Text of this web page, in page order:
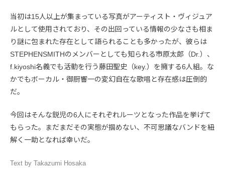
当初は15人以上が集まっている写真がアーティスト・ヴィジュア
ルとして使用されており、その出回っている情報の少なさも相ま
り謎に包まれた存在として語られることも多かったが、彼らは
STEPHENSMITHのメンバーとしても知られる市原太郎（Dr.）、
f.kiyoshi名義でも活動を行う藤田聖史（key.）を擁する6人組。な
かでもボーカル・御厨響一の変幻自在な歌唱と存在感は圧倒的
だ。
今回はそんな鋭児の6人にそれぞれルーツとなった作品を挙げて
もらった。まだまだその実態が掴めない、不可思議なバンドを紐
解く一助となれば幸いだ。
Text by Takazumi Hosaka